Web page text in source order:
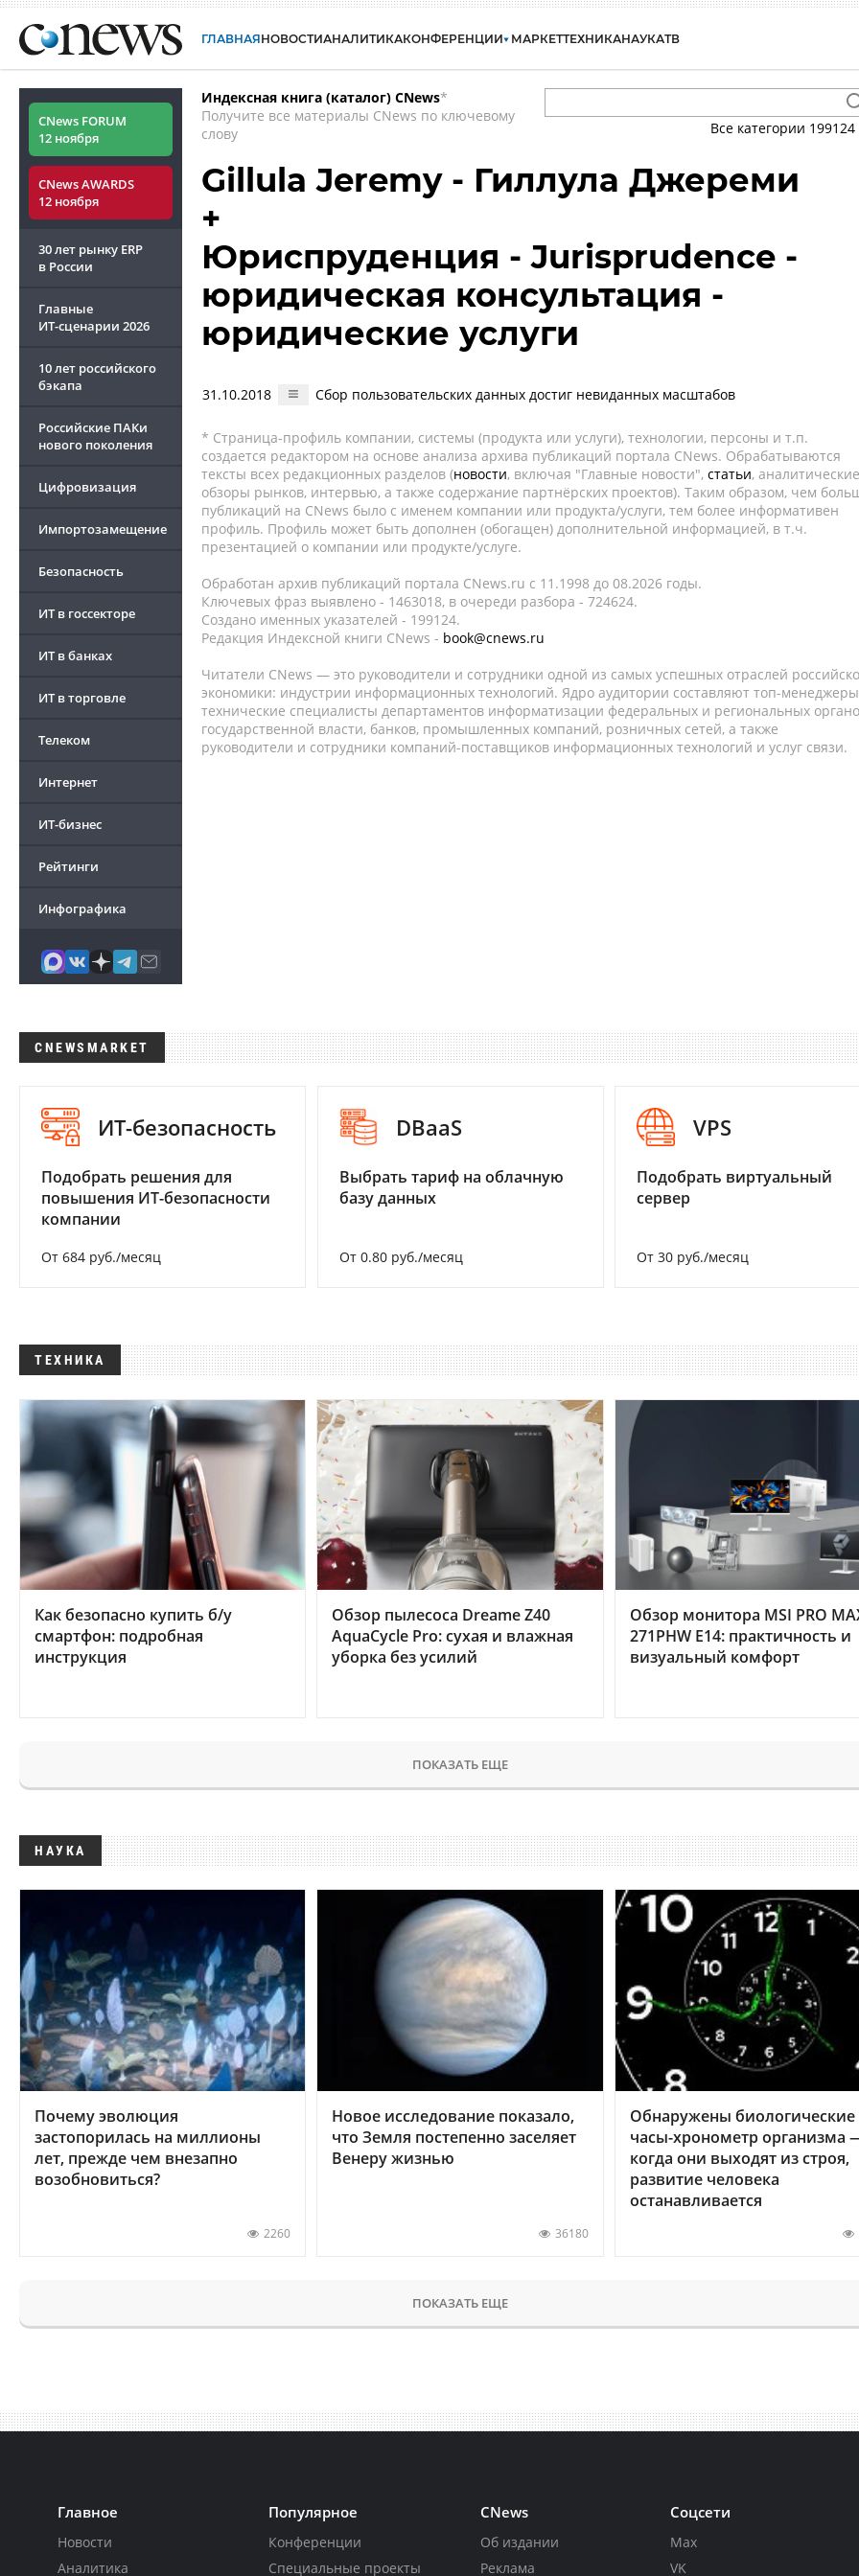
ГЛАВНАЯНОВОСТИАНАЛИТИКАКОНФЕРЕНЦИИ МАРКЕТТЕХНИКАНАУКАТВ
CNews FORUM
12 ноября
CNews AWARDS
12 ноября
30 лет рынку ERP
в России
Главные
ИТ-сценарии 2026
10 лет российского
бэкапа
Российские ПАКи
нового поколения
Цифровизация
Импортозамещение
Безопасность
ИТ в госсекторе
ИТ в банках
ИТ в торговле
Телеком
Интернет
ИТ-бизнес
Рейтинги
Инфографика
Индексная книга (каталог) CNews*
Получите все материалы CNews по ключевому
слову
Все категории 199124
Gillula Jeremy - Гиллула Джереми
+
Юриспруденция - Jurisprudence -
юридическая консультация -
юридические услуги
31.10.2018 Сбор пользовательских данных достиг невиданных масштабов
* Страница-профиль компании, системы (продукта или услуги), технологии, персоны и т.п.
создается редактором на основе анализа архива публикаций портала CNews. Обрабатываются
тексты всех редакционных разделов (новости, включая "Главные новости", статьи, аналитические
обзоры рынков, интервью, а также содержание партнёрских проектов). Таким образом, чем
публикаций на CNews было с именем компании или продукта/услуги, тем более информативен
профиль. Профиль может быть дополнен (обогащен) дополнительной информацией, в т.ч.
презентацией о компании или продукте/услуге.
Обработан архив публикаций портала CNews.ru c 11.1998 до 08.2026 годы.
Ключевых фраз выявлено - 1463018, в очереди разбора - 724624.
Создано именных указателей - 199124.
Редакция Индексной книги CNews - book@cnews.ru
Читатели CNews — это руководители и сотрудники одной из самых успешных отраслей
экономики: индустрии информационных технологий. Ядро аудитории составляют топ-
технические специалисты департаментов информатизации федеральных и региональных
государственной власти, банков, промышленных компаний, розничных сетей, а также
руководители и сотрудники компаний-поставщиков информационных технологий и услуг связи.
CNEWSMARKET
ИТ-безопасность
Подобрать решения для
повышения ИТ-безопасности
компании
От 684 руб./месяц
DBaaS
Выбрать тариф на облачную
базу данных
От 0.80 руб./месяц
VPS
Подобрать виртуальный
сервер
От 30 руб./месяц
ТЕХНИКА
Как безопасно купить б/у
смартфон: подробная
инструкция
Обзор пылесоса Dreame Z40
AquaCycle Pro: сухая и влажная
уборка без усилий
Обзор монитора MSI PRO
271PHW E14: практичность и
визуальный комфорт
ПОКАЗАТЬ ЕЩЕ
НАУКА
Почему эволюция
застопорилась на миллионы
лет, прежде чем внезапно
возобновиться?
2260
Новое исследование показало,
что Земля постепенно заселяет
Венеру жизнью
36180
Обнаружены биологические
часы-хронометр организма
когда они выходят из строя,
развитие человека
останавливается
ПОКАЗАТЬ ЕЩЕ
Главное
Новости
Аналитика
Популярное
Конференции
Специальные проекты
CNews
Об издании
Реклама
Соцсети
Max
VK